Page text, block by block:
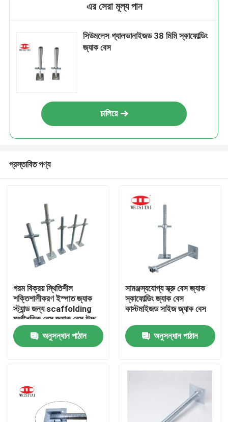
পণ্য
আমাদের সম্পর্কে
এর সেরা মূল্য পান
সিউমলেস গ্যালভানাইজড 38 মিমি স্কাফোল্ডিং
জ্যাক বেস
চালিয়ে
প্রস্তাবিত পণ্য
গরম বিক্রয় স্থিতিশীল
শক্তিশালীকরণ ইস্পাত জ্যাক
স্ট্যান্ড জন্য scaffolding
অর্থনৈতিক বেস জ্যাক বেস উচ্চ
সিঁড়ি scaffolding অংশ
অনুসন্ধান পাঠান
সামঞ্জস্যযোগ্য স্ক্রু বেস জ্যাক
স্কাফোল্ডিং জ্যাক বেস
কাস্টমাইজড সাইজ জ্যাক বেস
অনুসন্ধান পাঠান